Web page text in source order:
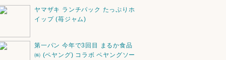
ヤマザキ ランチパック たっぷりホ
イップ (苺ジャム)
第一パン 今年で3回目 まるか食品
㈱ (ペヤング) コラボ ペヤングソー